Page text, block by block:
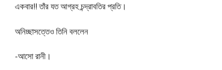
একবার!! তাঁর যত আগ্রহ চন্দ্রাবতির প্রতি।
অনিচ্ছাসত্তেও তিনি বললেন
-আসাে রানী।